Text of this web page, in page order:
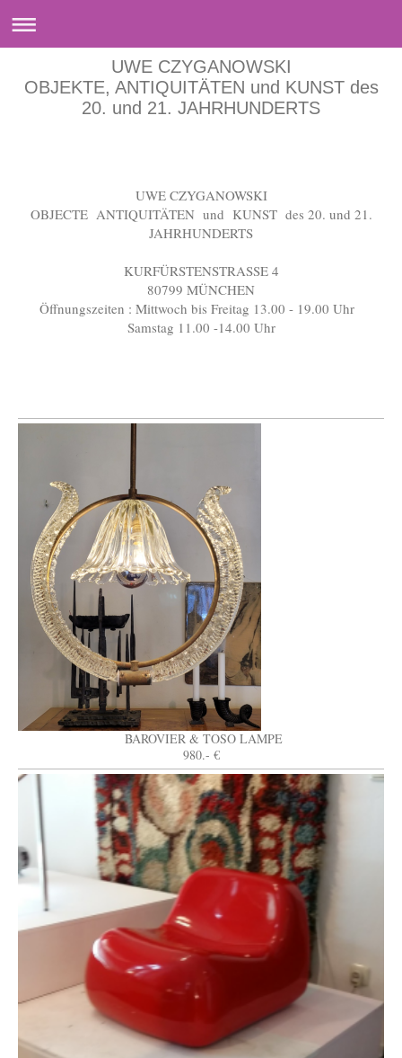
UWE CZYGANOWSKI
OBJEKTE, ANTIQUITÄTEN und KUNST des
20. und 21. JAHRHUNDERTS
UWE CZYGANOWSKI
OBJECTE ANTIQUITÄTEN und KUNST des 20. und 21.
JAHRHUNDERTS
KURFÜRSTENSTRASSE 4
80799 MÜNCHEN
Öffnungszeiten : Mittwoch bis Freitag 13.00 - 19.00 Uhr
Samstag 11.00 -14.00 Uhr
BAROVIER & TOSO LAMPE
980.- €